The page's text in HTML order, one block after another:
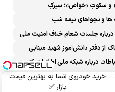
خرید خودروی شما به بهترین قیمت
بازار ✅
و سکوتِ «خواص»؛ سیرکِ
ها و نجواهای نیمه شب
جلسات شعام خلاف امنیت ملی
از دفتر دانش‌آموز شهید مینابی
درباره شبکه ملی اطلاعات که
ایران و آمریکا